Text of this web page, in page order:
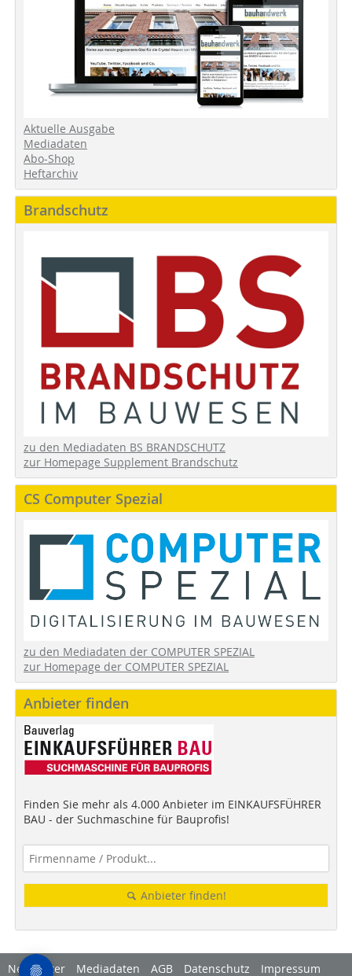
Aktuelle Ausgabe
Mediadaten
Abo-Shop
Heftarchiv
Brandschutz
zu den Mediadaten BS BRANDSCHUTZ
zur Homepage Supplement Brandschutz
CS Computer Spezial
zu den Mediadaten der COMPUTER SPEZIAL
zur Homepage der COMPUTER SPEZIAL
Anbieter finden
Finden Sie mehr als 4.000 Anbieter im EINKAUFSFÜHRER
BAU - der Suchmaschine für Bauprofis!
Anbieter finden!
Newsletter Mediadaten AGB Datenschutz Impressum